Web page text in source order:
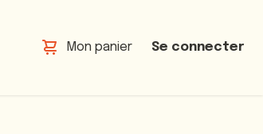
Mon panier Se connecter